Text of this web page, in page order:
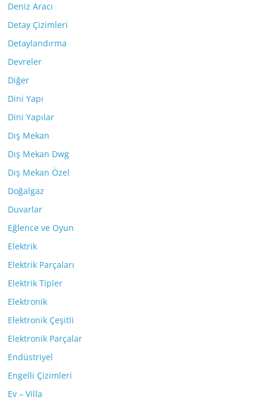
Deniz Aracı
Detay Çizimleri
Detaylandırma
Devreler
Diğer
Dini Yapı
Dini Yapılar
Dış Mekan
Dış Mekan Dwg
Dış Mekan Özel
Doğalgaz
Duvarlar
Eğlence ve Oyun
Elektrik
Elektrik Parçaları
Elektrik Tipler
Elektronik
Elektronik Çeşitli
Elektronik Parçalar
Endüstriyel
Engelli Çizimleri
Ev – Villa